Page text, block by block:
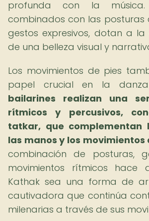
profunda con la música.
combinados con las posturas
gestos expresivos, dotan a
de una belleza visual y
Los movimientos de pies
papel crucial en la
bailarines realizan una
rítmicos y percusivos,
tatkar, que complementan
las manos y los movimientos
combinación de posturas,
movimientos rítmicos hace
Kathak sea una forma de
cautivadora que continúa
milenarias a través de sus